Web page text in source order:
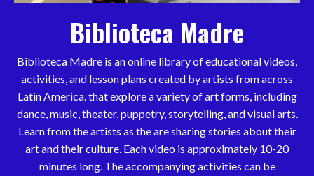
Biblioteca Madre
Biblioteca Madre is an online library of educational videos,
activities, and lesson plans created by artists from across
Latin America. that explore a variety of art forms, including
dance, music, theater, puppetry, storytelling, and visual arts.
Learn from the artists as the are sharing stories about their
art and their culture. Each video is approximately 10-20
minutes long. The accompanying activities can be